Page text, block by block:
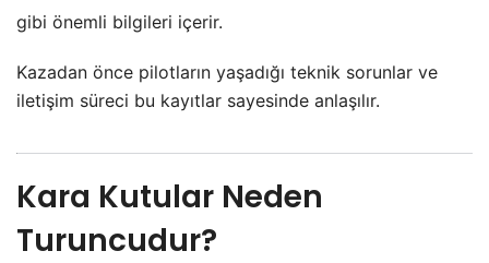
gibi önemli bilgileri içerir.
Kazadan önce pilotların yaşadığı teknik sorunlar ve
iletişim süreci bu kayıtlar sayesinde anlaşılır.
Kara Kutular Neden
Turuncudur?